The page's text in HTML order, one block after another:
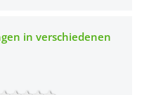
in verschiedenen